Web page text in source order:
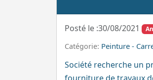
Posté le :30/08/2021
Catégorie: Peinture -
Société recherche un